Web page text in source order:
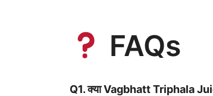
FAQs
Q1. क्या Vagbhatt Triphala